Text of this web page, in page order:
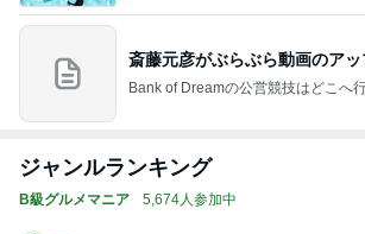
斎藤元彦がぶらぶら動画のア
Bank of Dreamの公営競技はどこへ
ジャンルランキング
B級グルメマニア 5,674人参加中